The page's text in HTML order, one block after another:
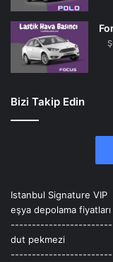
Bizi Takip Edin
Istanbul Signature VIP
eşya depolama fiyatları
dut pekmezi